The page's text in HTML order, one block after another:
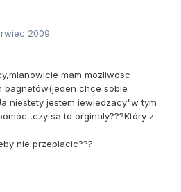
2009
mam mozliwosc
bagnetów(jeden chce sobie
niestety jestem iewiedzacy"w tym
,czy sa to orginaly???Który z
nie przeplacic???